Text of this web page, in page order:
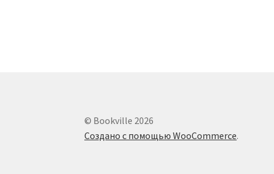
© Bookville 2026
Создано с помощью WooCommerce.